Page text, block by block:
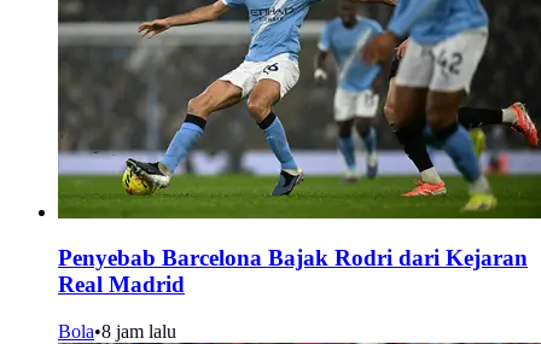
Penyebab Barcelona Bajak Rodri dari Kejaran
Real Madrid
Bola•8 jam lalu